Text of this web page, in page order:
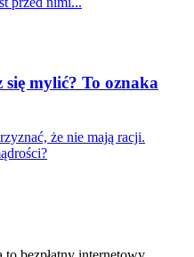
się mylić? To oznaka
że nie mają racji.